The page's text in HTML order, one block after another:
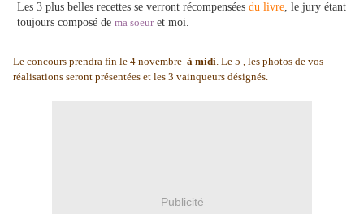
Les 3 plus belles recettes se verront récompensées du livre, le jury étant
toujours composé de ma soeuret moi.
Le concours prendra fin le 4 novembre à midi. Le 5 , les photos de vos
réalisations seront présentées et les 3 vainqueurs désignés.
Publicité